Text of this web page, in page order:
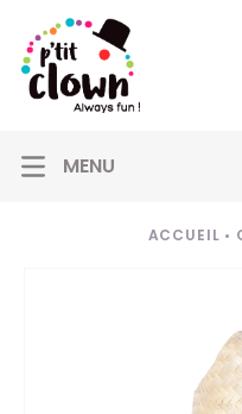
ACCUEIL •